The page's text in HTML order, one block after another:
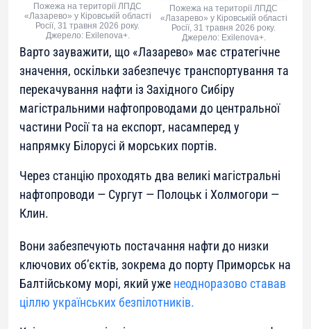
Пожежа на території ЛПДС
«Лазарево» у Кіровській області
Росії, 31 травня 2026 року.
Джерело: Exilenova+.
Пожежа на території ЛПДС
«Лазарево» у Кіровській області
Росії, 31 травня 2026 року.
Джерело: Exilenova+.
Варто зауважити, що «Лазарево» має стратегічне
значення, оскільки забезпечує транспортування та
перекачування нафти із Західного Сибіру
магістральними нафтопроводами до центральної
частини Росії та на експорт, насамперед у
напрямку Білорусі й морських портів.
Через станцію проходять два великі магістральні
нафтопроводи — Сургут — Полоцьк і Холмогори —
Клин.
Вони забезпечують постачання нафти до низки
ключових об’єктів, зокрема до порту Приморськ на
Балтійському морі, який уже неодноразово ставав
ціллю українських безпілотників.